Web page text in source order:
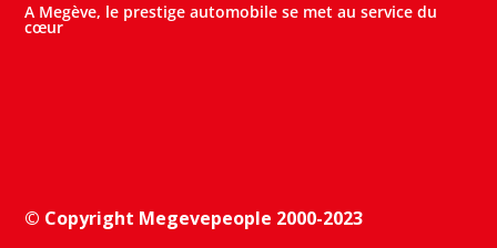
A Megève, le prestige automobile se met au service du
cœur
© Copyright Megevepeople 2000-2023